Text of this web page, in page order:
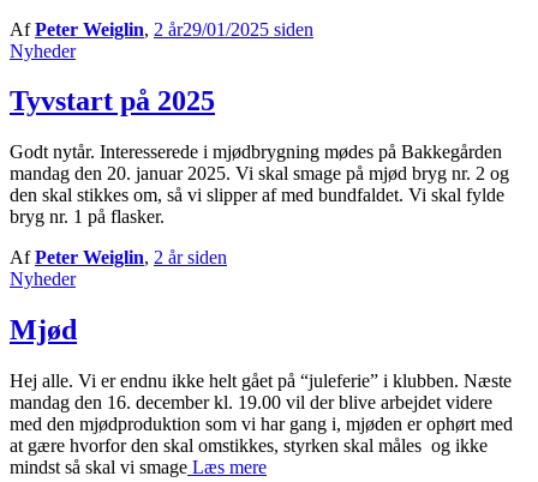
AfPeter Weiglin, 2 år29/01/2025 siden
Nyheder
Tyvstart på 2025
Godt nytår. Interesserede i mjødbrygning mødes på Bakkegården
mandag den 20. januar 2025. Vi skal smage på mjød bryg nr. 2 og
den skal stikkes om, så vi slipper af med bundfaldet. Vi skal fylde
bryg nr. 1 på flasker.
AfPeter Weiglin, 2 årsiden
Nyheder
Mjød
Hej alle. Vi er endnu ikke helt gået på “juleferie” i klubben. Næste
mandag den 16. december kl. 19.00 vil der blive arbejdet videre
med den mjødproduktion som vi har gang i, mjøden er ophørt med
at gære hvorfor den skal omstikkes, styrken skal måles og ikke
mindst så skal vi smage Læs mere